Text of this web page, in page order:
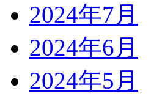
2024年7月
2024年6月
2024年5月